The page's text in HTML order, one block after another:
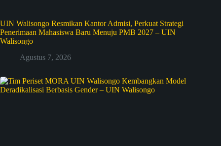
UIN Walisongo Resmikan Kantor Admisi, Perkuat Strategi
Penerimaan Mahasiswa Baru Menuju PMB 2027 – UIN
Walisongo
Agustus 7, 2026